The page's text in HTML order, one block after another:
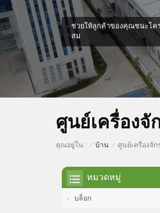
ช่วยให้ลูกค้าของคุณชนะโค
สม
ศูนย์เครื่องจั
คุณอยู่ใน : / บ้าน / ศูนย์เครื่องจัก
หมวดหมู่
บล็อก